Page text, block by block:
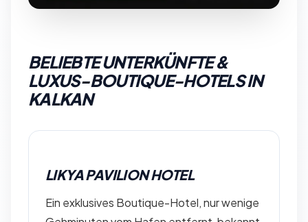
BELIEBTE UNTERKÜNFTE &
LUXUS-BOUTIQUE-HOTELS IN
KALKAN
LIKYA PAVILION HOTEL
Ein exklusives Boutique-Hotel, nur wenige